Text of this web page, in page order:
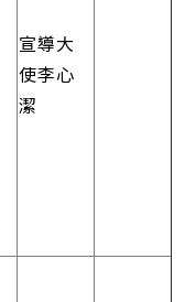
宣導大
使李心
潔